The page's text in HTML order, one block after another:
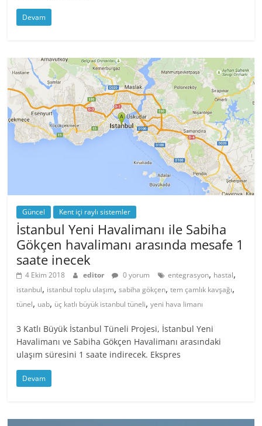
Devam
Güncel Kent içi raylı sistemler
İstanbul Yeni Havalimanı ile Sabiha
Gökçen havalimanı arasında mesafe 1
saate inecek
4 Ekim 2018 editor 0 yorum entegrasyon, hastal,
istanbul, istanbul toplu ulaşım,sabiha gökçen,tem çamlık kavşağı,
tünel, uab, üç katlı büyük istanbul tüneli,yeni hava limanı
3 Katlı Büyük İstanbul Tüneli Projesi, İstanbul Yeni
Havalimanı ve Sabiha Gökçen Havalimanı arasındaki
ulaşım süresini 1 saate indirecek. Ekspres
Devam